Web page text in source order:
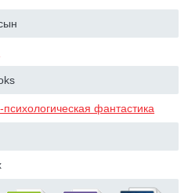
фантастика